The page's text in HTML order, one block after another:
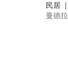
民居
曼德